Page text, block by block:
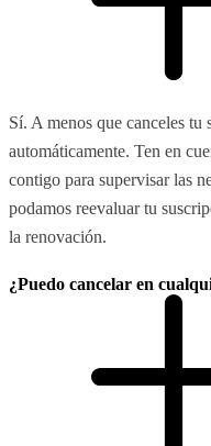
Sí. A menos que canceles tu
automáticamente. Ten en
contigo para supervisar las
podamos reevaluar tu
la renovación.
¿Puedo cancelar en